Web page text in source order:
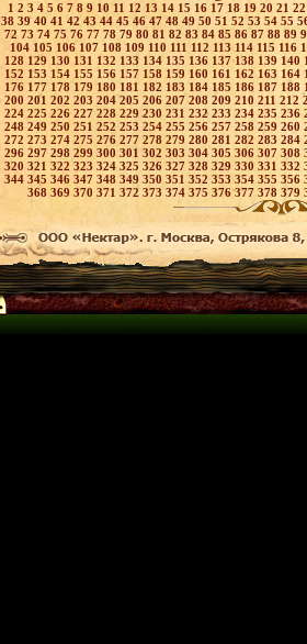
1 2 3 4 5 6 7 8 9 10 11 12 13 14 15 16 17 18 19 20 21
38 3940 41 42 43 44 45 46 47 48 49 50 51 52 53 54 55
72 73 74 75 76 77 78 79 80 81 82 83 84 85 86 87 88 89
104 105 106 107 108 109 110 111 112 113 114 115 116
128 129 130 131 132 133 134 135 136 137138 139 140
152 153 154 155 156 157 158 159 160 161 162 163 164
176 177 178 179 180 181 182 183 184 185 186 187 188
200 201 202 203 204 205 206 207 208 209 210 211 212
224 225 226 227 228 229230 231 232 233 234 235 236
248 249 250 251 252 253 254 255 256 257 258 259 260
272 273 274 275 276 277 278 279 280 281 282 283 284
296 297 298 299 300 301 302 303 304 305 306 307 308
320 321 322 323 324 325 326 327 328 329 330 331 332
344 345 346 347 348 349 350 351 352 353 354 355 356
368 369 370 371 372 373 374 375 376377 378 379